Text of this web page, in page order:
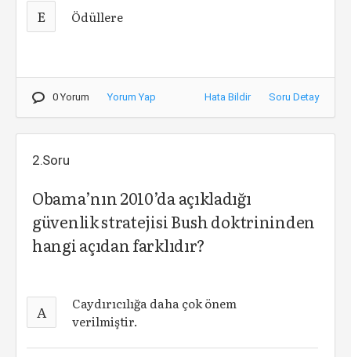
E Ödüllere
0 Yorum Yorum Yap Hata Bildir Soru Detay
2.Soru
Obama’nın 2010’da açıkladığı
güvenlik stratejisi Bush doktrininden
hangi açıdan farklıdır?
A
Caydırıcılığa daha çok önem
verilmiştir.